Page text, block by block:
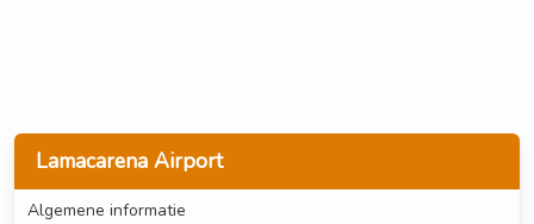
Lamacarena Airport
Algemene informatie